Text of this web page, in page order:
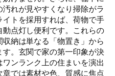
れが見やすくなり掃除がラ
トを採用すれば、荷物で手
点灯し便利です。これらの
納は単なる「物置き」から
す。玄関で家の第一印象が決
ンランク上の住まいを演出
では素材や色、質感に焦点